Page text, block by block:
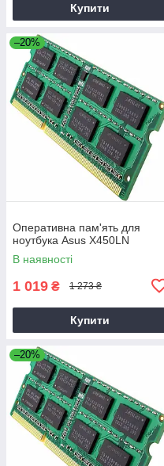
Купити
–20%
Оперативна пам'ять для
ноутбука Asus X450LN
В наявності
1 019 ₴ 1 273 ₴
Купити
–20%